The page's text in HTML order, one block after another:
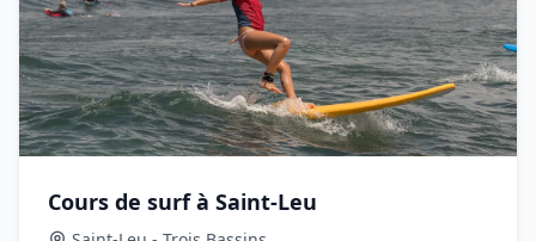
Cours de surf à Saint-Leu